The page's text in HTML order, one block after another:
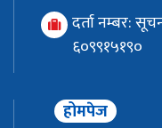
दर्ता नम्बर:
६०९९१५१९०
होमपेज